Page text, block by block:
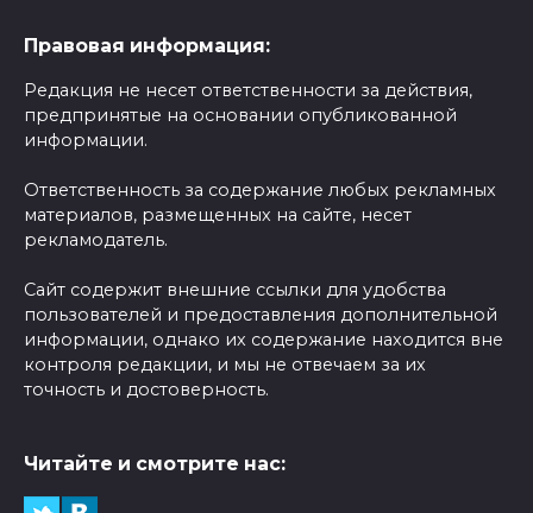
Правовая информация:
Редакция не несет ответственности за действия,
предпринятые на основании опубликованной
информации.
Ответственность за содержание любых рекламных
материалов, размещенных на сайте, несет
рекламодатель.
Сайт содержит внешние ссылки для удобства
пользователей и предоставления дополнительной
информации, однако их содержание находится вне
контроля редакции, и мы не отвечаем за их
точность и достоверность.
Читайте и смотрите нас: